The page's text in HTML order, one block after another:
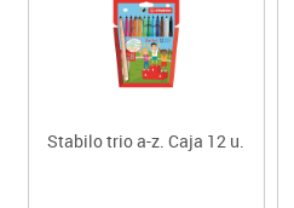
Stabilo trio a-z. Caja 12 u.